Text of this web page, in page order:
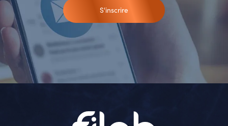
S'inscrire